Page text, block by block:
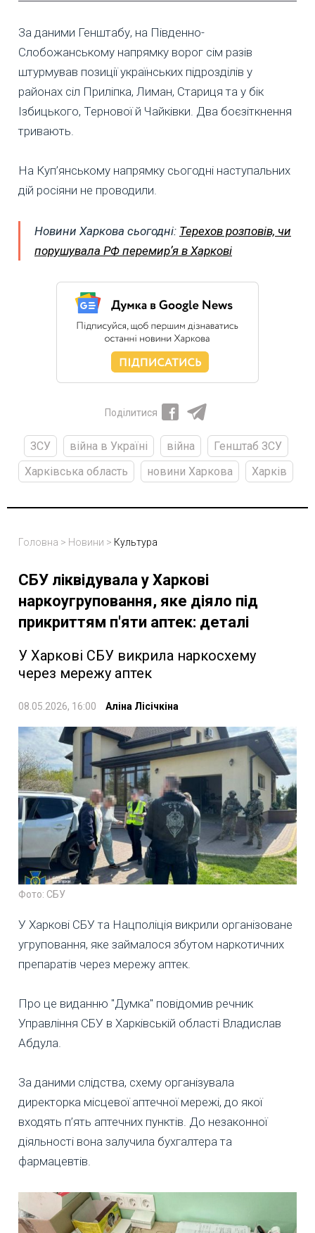
За даними Генштабу, на Південно-
Слобожанському напрямку ворог сім разів
штурмував позиції українських підрозділів у
районах сіл Приліпка, Лиман, Стариця та у бік
Ізбицького, Тернової й Чайківки. Два боєзіткнення
тривають.
На Куп’янському напрямку сьогодні наступальних
дій росіяни не проводили.
Новини Харкова сьогодні: Терехов розповів, чи
порушувала РФ перемирʼя в Харкові
Поділитися
ЗСУ війна в Україні війна
Генштаб ЗСУ
Харківська область
новини Харкова Харків
Головна > Новини > Культура
СБУ ліквідувала у Харкові
наркоугруповання, яке діяло під
прикриттям п'яти аптек: деталі
У Харкові СБУ викрила наркосхему
через мережу аптек
08.05.2026, 16:00 Аліна Лісічкіна
Фото: СБУ
У Харкові СБУ та Нацполіція викрили організоване
угруповання, яке займалося збутом наркотичних
препаратів через мережу аптек.
Про це виданню "Думка" повідомив речник
Управління СБУ в Харківській області Владислав
Абдула.
За даними слідства, схему організувала
директорка місцевої аптечної мережі, до якої
входять п’ять аптечних пунктів. До незаконної
діяльності вона залучила бухгалтера та
фармацевтів.